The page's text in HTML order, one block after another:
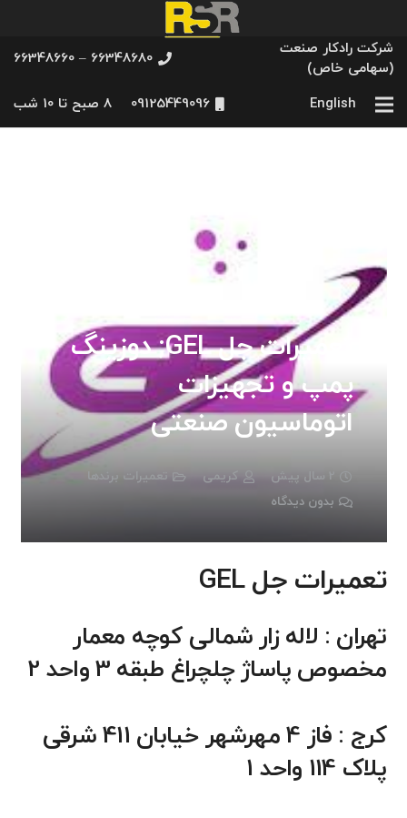
شرکت رادکار صنعت
(سهامی خاص)
66348680 – 66348660
English
09125449096 8 صبح تا 10 شب
تعمیرات جل GEL; دوزینگ
پمپ و تجهیزات
اتوماسیون صنعتی
2 سال پیش کریمی
تعمیرات برندها
بدون دیدگاه
تعمیرات جل GEL
تهران : لاله زار شمالی کوچه معمار
مخصوص پاساژ چلچراغ طبقه 3 واحد 2
کرج : فاز 4 مهرشهر خیابان 411 شرقی
پلاک 114 واحد 1